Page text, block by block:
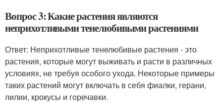
Вопрос 3: Какие растения являются
неприхотливыми тенелюбивыми растениями
Ответ: Неприхотливые тенелюбивые растения - это
растения, которые могут выживать и расти в различных
условиях, не требуя особого ухода. Некоторые примеры
таких растений могут включать в себя фиалки, герани,
лилии, крокусы и горечавки.